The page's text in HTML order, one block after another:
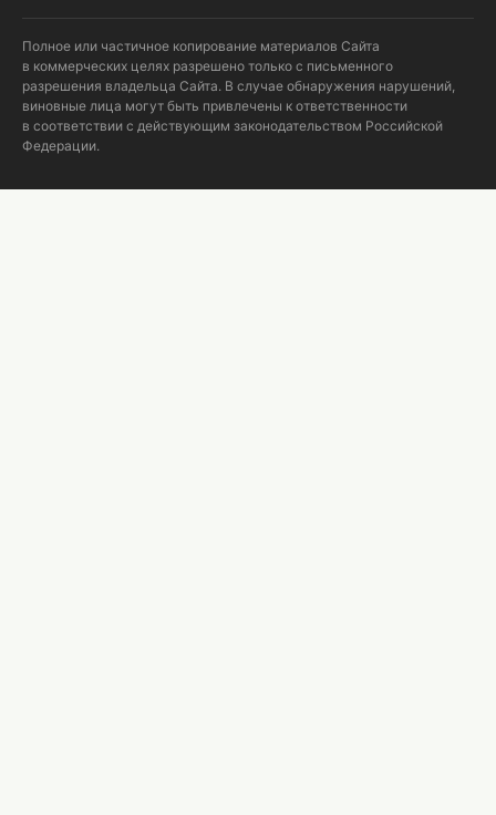
Полное или частичное копирование материалов Сайта
в коммерческих целях разрешено только с письменного
разрешения владельца Сайта. В случае обнаружения нарушений,
виновные лица могут быть привлечены к ответственности
в соответствии с действующим законодательством Российской
Федерации.